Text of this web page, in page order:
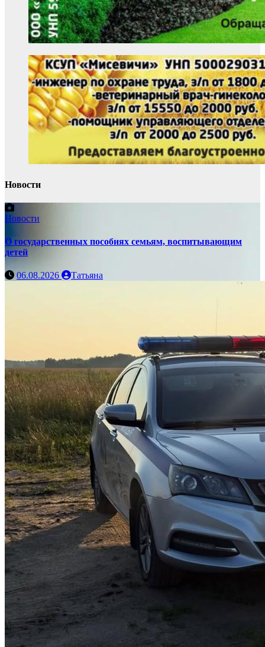
Новости
Новости
О государственных пособиях семьям, воспитывающим
детей
06.08.2026 Татьяна